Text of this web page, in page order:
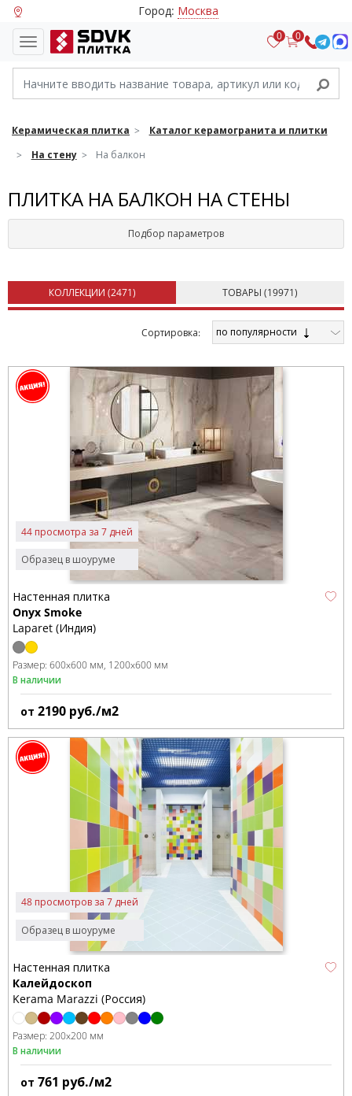
Город: Москва
0 0
Керамическая плитка
Каталог керамогранита и плитки
На стену
На балкон
ПЛИТКА НА БАЛКОН НА СТЕНЫ
Подбор параметров
КОЛЛЕКЦИИ (2471) ТОВАРЫ (19971)
Cортировка: по популярности
Образец в шоуруме
44 просмотра за 7 дней
Настенная плитка
Onyx Smoke
Laparet (Индия)
Размер: 600x600 мм 1200x600 мм
В наличии
от 2190 руб./м2
Образец в шоуруме
48 просмотров за 7 дней
Настенная плитка
Калейдоскоп
Kerama Marazzi (Россия)
Размер: 200x200 мм
В наличии
от 761 руб./м2